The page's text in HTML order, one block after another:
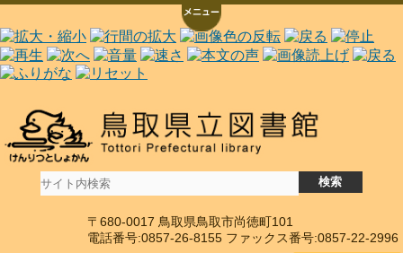
〒680-0017 鳥取県鳥取市尚徳町101
電話番号:0857-26-8155 ファックス番号:0857-22-2996